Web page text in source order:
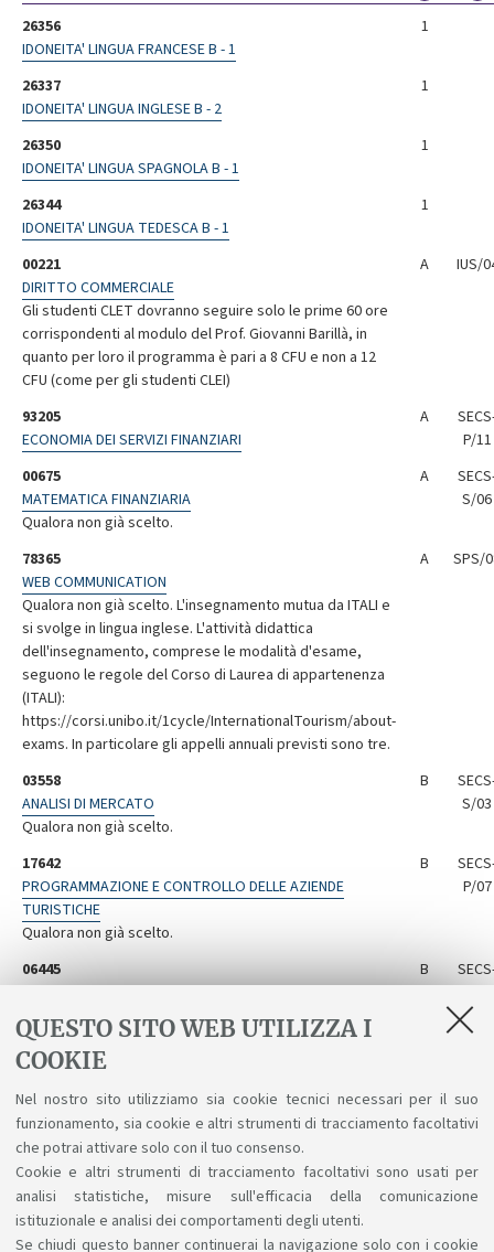
QUESTO SITO WEB UTILIZZA I
COOKIE
Nel nostro sito utilizziamo sia cookie tecnici necessari per il suo
funzionamento, sia cookie e altri strumenti di tracciamento facoltativi
che potrai attivare solo con il tuo consenso.
Cookie e altri strumenti di tracciamento facoltativi sono usati per
analisi statistiche, misure sull'efficacia della comunicazione
istituzionale e analisi dei comportamenti degli utenti.
Se chiudi questo banner continuerai la navigazione solo con i cookie
26356
IDONEITA' LINGUA FRANCESE B - 1
1
26337
IDONEITA' LINGUA INGLESE B - 2
1
26350
IDONEITA' LINGUA SPAGNOLA B - 1
1
26344
IDONEITA' LINGUA TEDESCA B - 1
1
00221
DIRITTO COMMERCIALE
Gli studenti CLET dovranno seguire solo le prime 60 ore
corrispondenti al modulo del Prof. Giovanni Barillà, in
quanto per loro il programma è pari a 8 CFU e non a 12
CFU (come per gli studenti CLEI)
A IUS/
93205
ECONOMIA DEI SERVIZI FINANZIARI
A
P/11
00675
MATEMATICA FINANZIARIA
Qualora non già scelto.
A
S/06
78365
WEB COMMUNICATION
Qualora non già scelto. L'insegnamento mutua da ITALI e
si svolge in lingua inglese. L'attività didattica
dell'insegnamento, comprese le modalità d'esame,
seguono le regole del Corso di Laurea di appartenenza
(ITALI):
https://corsi.unibo.it/1cycle/InternationalTourism/about-
exams. In particolare gli appelli annuali previsti sono tre.
A SPS/
03558
ANALISI DI MERCATO
Qualora non già scelto.
B
S/03
17642
PROGRAMMAZIONE E CONTROLLO DELLE AZIENDE
TURISTICHE
Qualora non già scelto.
B
P/07
06445
B
45121
STORIA DELL'IMPRESA
34482
STRATEGIC MANAGEMENT
Qualora non già scelto
P/08